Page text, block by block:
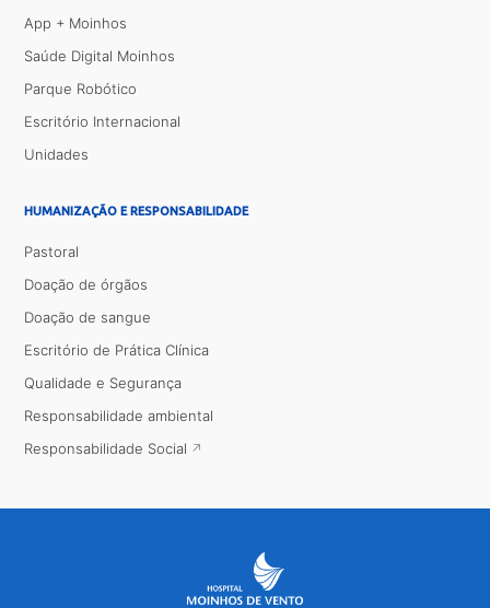
App + Moinhos
Saúde Digital Moinhos
Parque Robótico
Escritório Internacional
Unidades
HUMANIZAÇÃO E RESPONSABILIDADE
Pastoral
Doação de órgãos
Doação de sangue
Escritório de Prática Clínica
Qualidade e Segurança
Responsabilidade ambiental
Responsabilidade Social